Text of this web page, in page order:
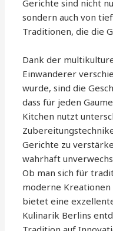
Gerichte sind nicht
sondern auch von
Traditionen, die die
Dank der
Einwanderer
wurde, sind die
dass für jeden
Kitchen nutzt
Gerichte zu
wahrhaft
Ob man sich für
moderne
bietet eine
Kulinarik Berlins